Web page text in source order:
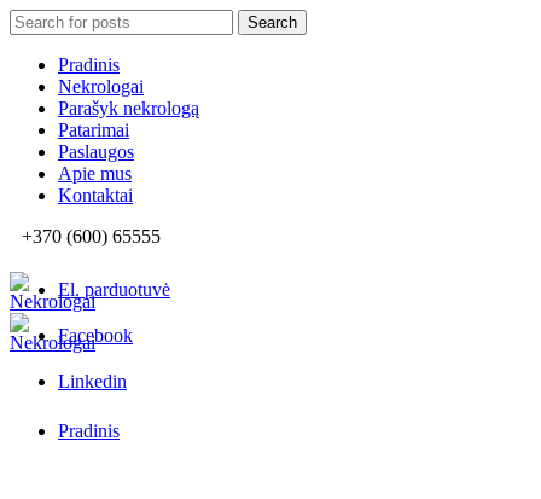
Search
for:
Search
Pradinis
Nekrologai
Parašyk nekrologą
Patarimai
Paslaugos
Apie mus
Kontaktai
+370 (600) 65555
El. parduotuvė
Facebook
Linkedin
Pradinis